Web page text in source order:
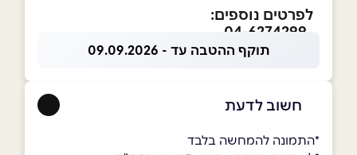
לפרטים נוספים:
תוקף ההטבה עד - 09.09.2026
חשוב לדעת
*התמונה להמחשה בלבד